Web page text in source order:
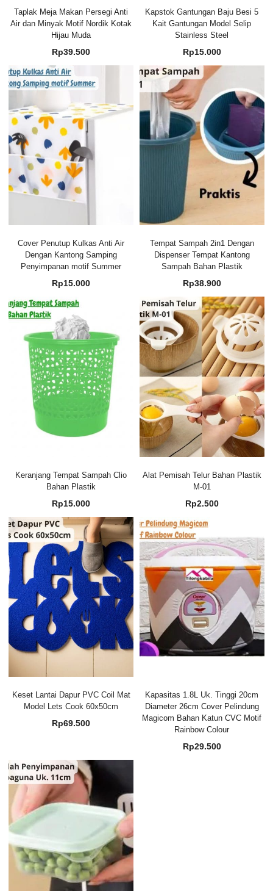
Taplak Meja Makan Persegi Anti
Air dan Minyak Motif Nordik Kotak
Hijau Muda
Rp39.500
Kapstok Gantungan Baju Besi 5
Kait Gantungan Model Selip
Stainless Steel
Rp15.000
Cover Penutup Kulkas Anti Air
Dengan Kantong Samping
Penyimpanan motif Summer
Rp15.000
Tempat Sampah 2in1 Dengan
Dispenser Tempat Kantong
Sampah Bahan Plastik
Rp38.900
Keranjang Tempat Sampah Clio
Bahan Plastik
Rp15.000
Alat Pemisah Telur Bahan Plastik
M-01
Rp2.500
Keset Lantai Dapur PVC Coil Mat
Model Lets Cook 60x50cm
Rp69.500
Kapasitas 1.8L Uk. Tinggi 20cm
Diameter 26cm Cover Pelindung
Magicom Bahan Katun CVC Motif
Rainbow Colour
Rp29.500